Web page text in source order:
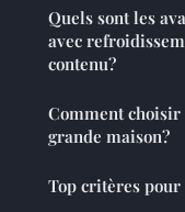
Quels sont les
avec
contenu?
Comment
grande maison?
Top critères